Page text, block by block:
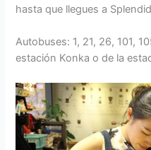
hasta que llegues a
Autobuses: 1, 21, 26, 101,
estación Konka o de la